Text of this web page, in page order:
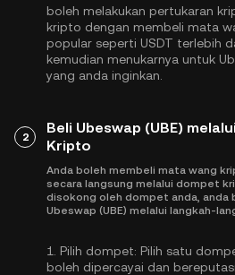
boleh melakukan pertukaran
kripto dengan membeli mata
popular seperti USDT terlebih
kemudian menukarnya untuk
yang anda inginkan.
2
Beli Ubeswap (UBE)
Kripto
Anda boleh membeli mata wang
secara langsung melalui dompet
disokong oleh dompet anda, anda
Ubeswap (UBE) melalui langkah-
1. Pilih dompet: Pilih satu
boleh dipercayai dan